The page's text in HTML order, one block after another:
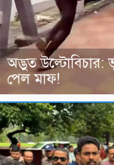
অদ্ভুত উল্টোবিচার:
পেল মাফ!